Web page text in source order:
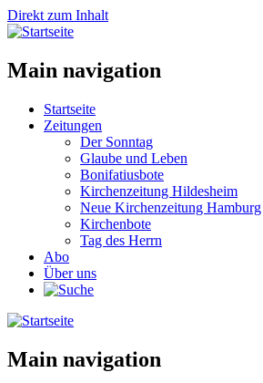
Direkt zum Inhalt
Main navigation
Startseite
Zeitungen
Der Sonntag
Glaube und Leben
Bonifatiusbote
Kirchenzeitung Hildesheim
Neue Kirchenzeitung Hamburg
Kirchenbote
Tag des Herrn
Abo
Über uns
Main navigation